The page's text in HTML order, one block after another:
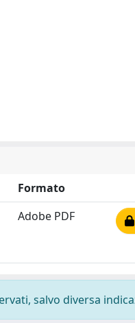
Formato
Adobe PDF
salvo diversa